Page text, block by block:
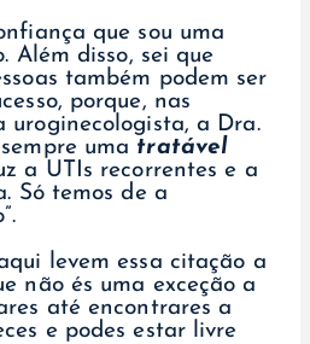
que sou uma
Além disso, sei que
também podem ser
porque, nas
uroginecologista, a Dra.
uma tratável
a UTIs recorrentes e a
Só temos de a
levem essa citação a
não és uma exceção a
até encontrares a
e podes estar livre